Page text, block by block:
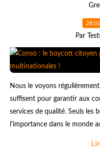
Par
Nous le voyons
suffisent pour garantir aux
services de qualité. Seuls les
l'importance dans le monde